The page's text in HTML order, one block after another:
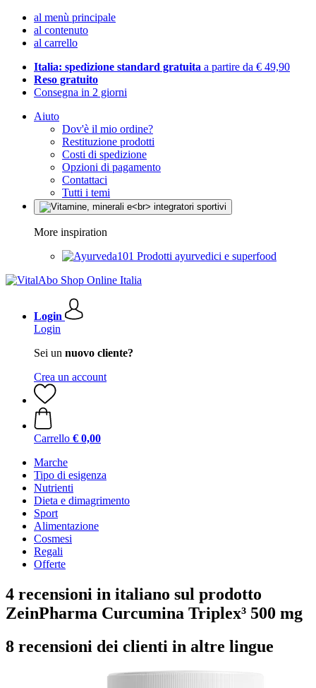
al menù principale
al contenuto
al carrello
Italia: spedizione standard gratuita a partire da € 49,90
Reso gratuito
Consegna in 2 giorni
Aiuto
Dov'è il mio ordine?
Restituzione prodotti
Costi di spedizione
Opzioni di pagamento
Contattaci
Tutti i temi
More inspiration
Prodotti ayurvedici e superfood
Login
Login
Sei un nuovo cliente?
Crea un account
Carrello € 0,00
Marche
Tipo di esigenza
Nutrienti
Dieta e dimagrimento
Sport
Alimentazione
Cosmesi
Regali
Offerte
4 recensioni in italiano sul prodotto
ZeinPharma Curcumina Triplex³ 500 mg
8 recensioni dei clienti in altre lingue